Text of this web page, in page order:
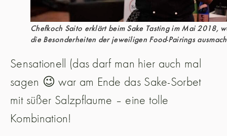
Chefkoch Saito erklärt beim Sake Tasting im Mai 2018,
die Besonderheiten der jeweiligen Food-Pairings
Sensationell (das darf man hier auch mal
sagen 😉 war am Ende das Sake-Sorbet
mit süßer Salzpflaume – eine tolle
Kombination!